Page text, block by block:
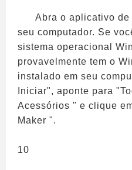
Abra o aplicativo
seu computador. Se
sistema operacional
provavelmente tem o
instalado em seu
Iniciar", aponte para
Acessórios " e clique
Maker ".
10